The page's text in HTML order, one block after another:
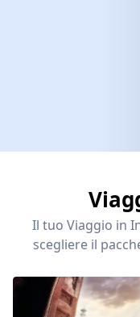
Il tuo Viaggio in
scegliere il